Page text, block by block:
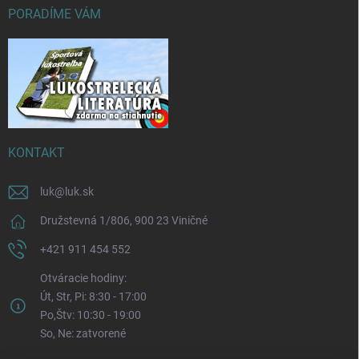
PORADÍME VÁM
KONTAKT
luk@ luk.sk
Družstevná 1/806, 900 23 Viničné
+421 911 454 552
Otváracie hodiny:
Út, Str, Pi: 8:30 - 17:00
Po,Štv: 10:30 - 19:00
So, Ne: zatvorené